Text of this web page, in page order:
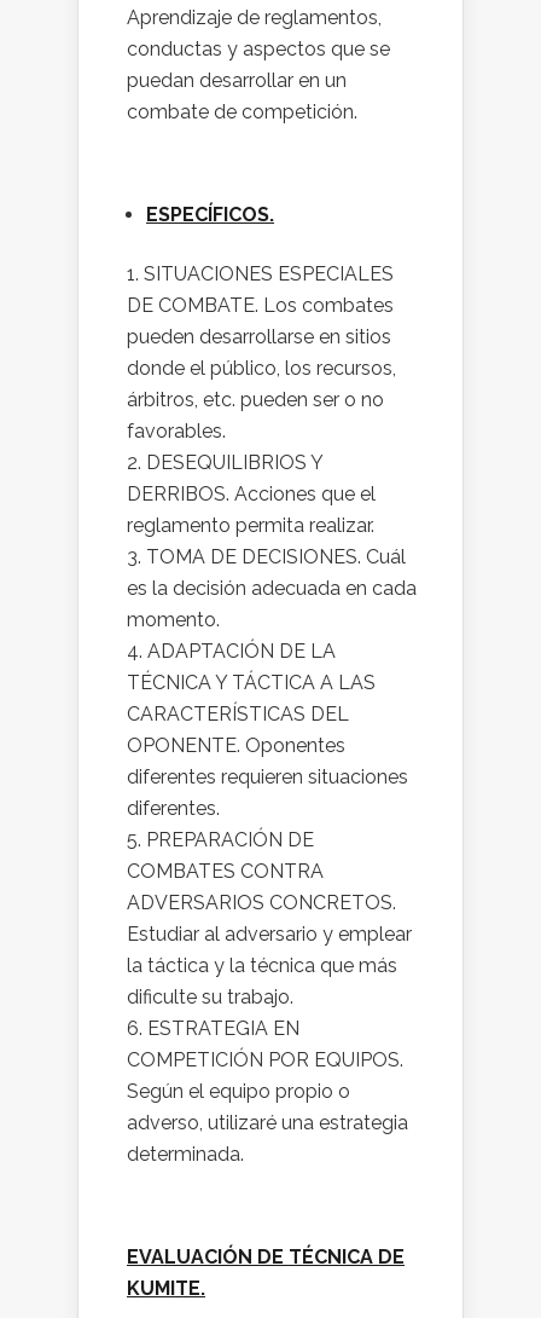
Aprendizaje de reglamentos,
conductas y aspectos que se
puedan desarrollar en un
combate de competición.
ESPECÍFICOS.
SITUACIONES ESPECIALES
DE COMBATE. Los combates
pueden desarrollarse en sitios
donde el público, los recursos,
árbitros, etc. pueden ser o no
favorables.
DESEQUILIBRIOS Y
DERRIBOS. Acciones que el
reglamento permita realizar.
TOMA DE DECISIONES. Cuál
es la decisión adecuada en cada
momento.
ADAPTACIÓN DE LA
TÉCNICA Y TÁCTICA A LAS
CARACTERÍSTICAS DEL
OPONENTE. Oponentes
diferentes requieren situaciones
diferentes.
PREPARACIÓN DE
COMBATES CONTRA
ADVERSARIOS CONCRETOS.
Estudiar al adversario y emplear
la táctica y la técnica que más
dificulte su trabajo.
ESTRATEGIA EN
COMPETICIÓN POR EQUIPOS.
Según el equipo propio o
adverso, utilizaré una estrategia
determinada.
EVALUACIÓN DE TÉCNICA DE
KUMITE.